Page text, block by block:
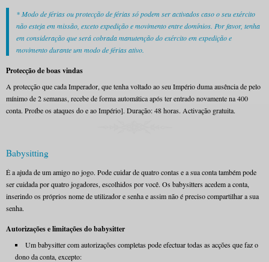
* Modo de férias ou protecção de férias só podem ser activados caso o seu exército
não esteja em missão, exceto expedição e movimento entre domínios. Por favor, tenha
em consideração que será cobrada manutenção do exército em expedição e
movimento durante um modo de férias ativo.
Protecção de boas vindas
A protecção que cada Imperador, que tenha voltado ao seu Império duma ausência de pelo
mínimo de 2 semanas, recebe de forma automática após ter entrado novamente na 400
conta. Proíbe os ataques do e ao Império]. Duração: 48 horas. Activação gratuita.
Babysitting
É a ajuda de um amigo no jogo. Pode cuidar de quatro contas e a sua conta também pode
ser cuidada por quatro jogadores, escolhidos por você. Os babysitters acedem a conta,
inserindo os próprios nome de utilizador e senha e assim não é preciso compartilhar a sua
senha.
Autorizações e limitações do babysitter
Um babysitter com autorizações completas pode efectuar todas as acções que faz o
dono da conta, excepto: